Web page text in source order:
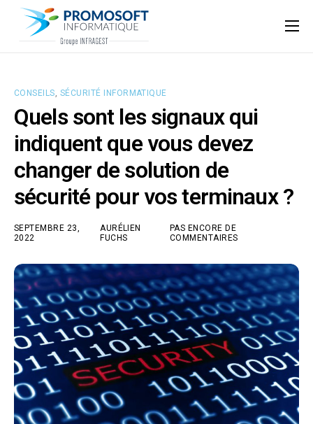
Qui sommes-nous ?
Nos ressources
Support
CONSEILS SÉCURITÉ INFORMATIQUE
Quels sont les signaux qui
indiquent que vous devez
changer de solution de
sécurité pour vos terminaux ?
SEPTEMBRE 23,
2022
AURÉLIEN
FUCHS
PAS ENCORE DE
COMMENTAIRES